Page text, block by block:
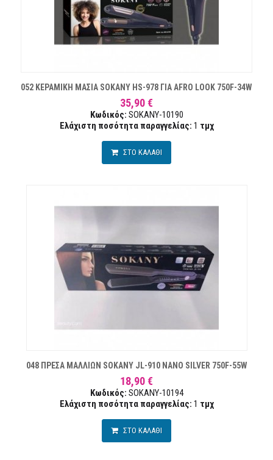
052 ΚΕΡΑΜΙΚΗ ΜΑΣΙΑ SOKANY HS-978 ΓΙΑ AFRO LOOK 750F-34W
35,90 €
Κωδικός: SOKANY-10190
Ελάχιστη ποσότητα παραγγελίας: 1 τμχ
ΣΤΟ ΚΑΛΑΘΙ
048 ΠΡΕΣΑ ΜΑΛΛΙΩΝ SOKANY JL-910 NANO SILVER 750F-55W
18,90 €
Κωδικός: SOKANY-10194
Ελάχιστη ποσότητα παραγγελίας: 1 τμχ
ΣΤΟ ΚΑΛΑΘΙ